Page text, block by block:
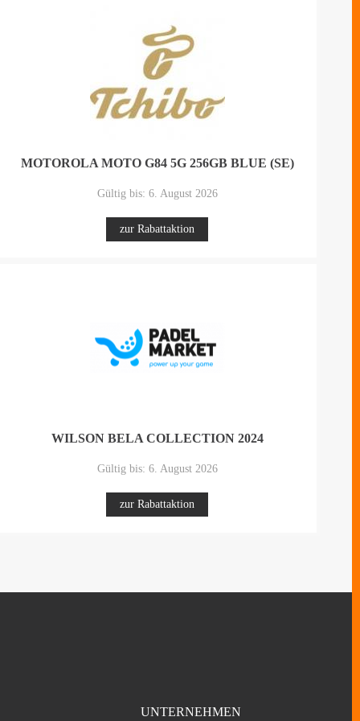
MOTOROLA MOTO G84 5G 256GB BLUE (SE)
Gültig bis: 6. August 2026
zur Rabattaktion
WILSON BELA COLLECTION 2024
Gültig bis: 6. August 2026
zur Rabattaktion
UNTERNEHMEN